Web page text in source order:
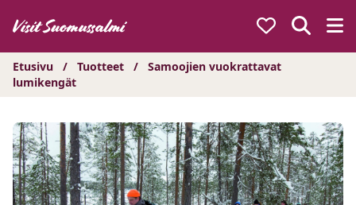
sisältöön
Etusivu / Tuotteet /
Samoojien vuokrattavat
lumikengät